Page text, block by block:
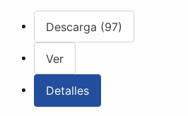
Descarga (97)
Ver
Detalles